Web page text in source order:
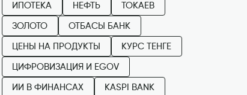
ИПОТЕКА НЕФТЬ ТОКАЕВ
ЗОЛОТО ОТБАСЫ БАНК
ЦЕНЫ НА ПРОДУКТЫ КУРС ТЕНГЕ
ЦИФРОВИЗАЦИЯ И EGOV
ИИ В ФИНАНСАХ KASPI BANK